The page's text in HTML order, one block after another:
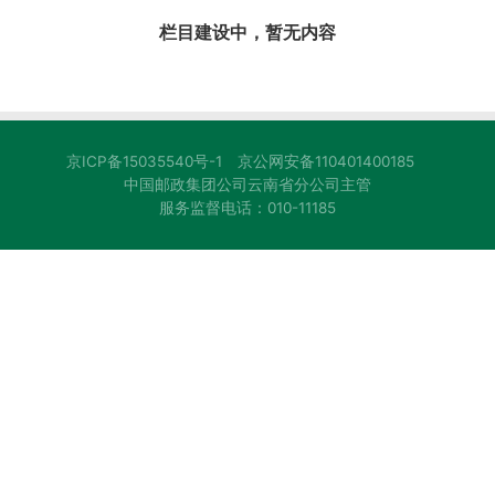
栏目建设中，暂无内容
京ICP备15035540号-1 京公网安备110401400185
中国邮政集团公司云南省分公司主管
服务监督电话：010-11185